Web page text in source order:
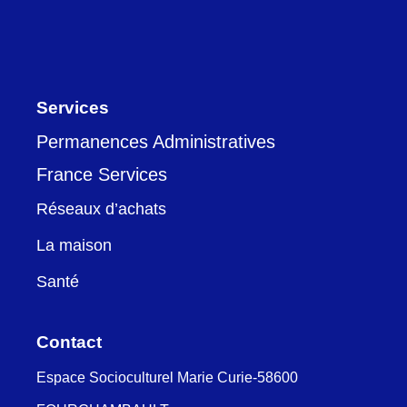
Services
Permanences Administratives
France Services
Réseaux d’achats
La maison
Santé
Contact
Espace Socioculturel Marie Curie-58600